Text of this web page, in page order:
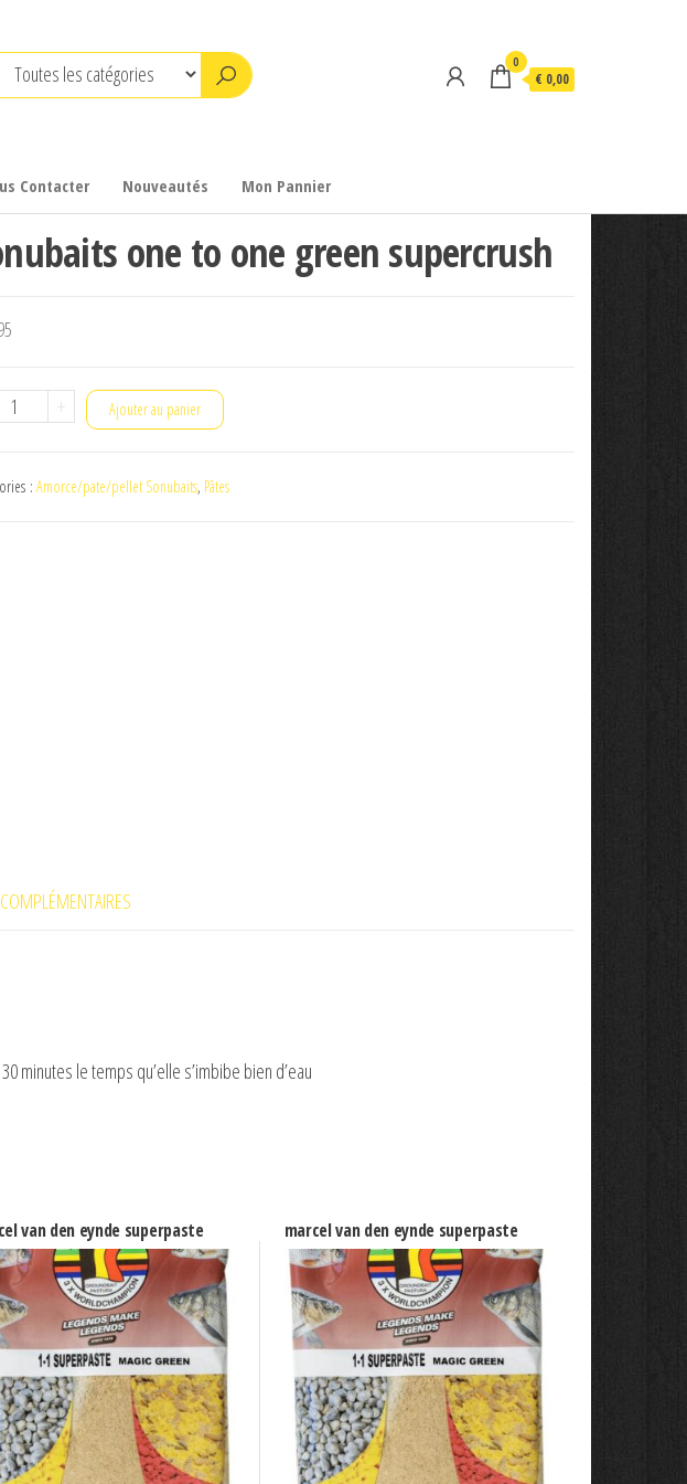
0
€ 0,00
Contacter Nouveautés Mon Pannier
one to one green supercrush
quantité
+ Ajouter au panier
: Amorce/pate/pellet Sonubaits, Pâtes
minutes le temps qu’elle s’imbibe bien d’eau
van den eynde superpaste marcel van den eynde superpaste